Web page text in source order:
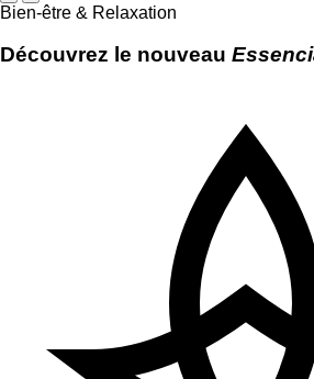
Bien-être & Relaxation
Découvrez le nouveau